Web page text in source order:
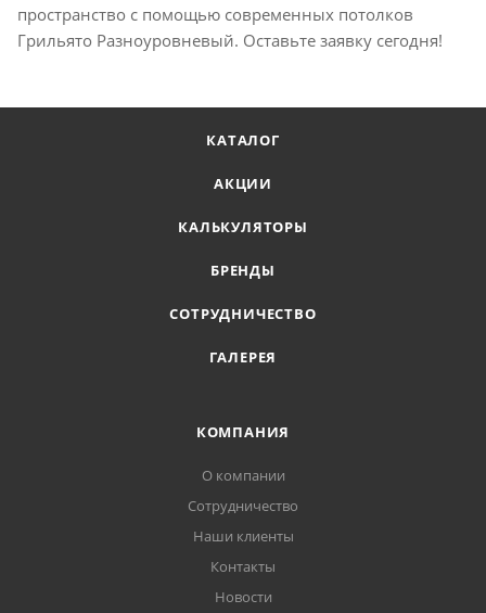
пространство с помощью современных потолков
Грильято Разноуровневый. Оставьте заявку сегодня!
КАТАЛОГ
АКЦИИ
КАЛЬКУЛЯТОРЫ
БРЕНДЫ
СОТРУДНИЧЕСТВО
ГАЛЕРЕЯ
КОМПАНИЯ
О компании
Сотрудничество
Наши клиенты
Контакты
Новости